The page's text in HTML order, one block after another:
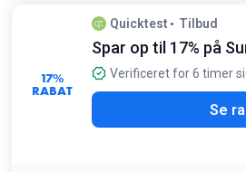
Tilbudsdetaljer:
Køb flere tests på én
grænsen og spare
Betingelser:
Gælder for alle ordrer med en
kr17%
RABAT
Quicktest Tilbud
Spar op til 17% på
Verificeret for 6 timer
Se